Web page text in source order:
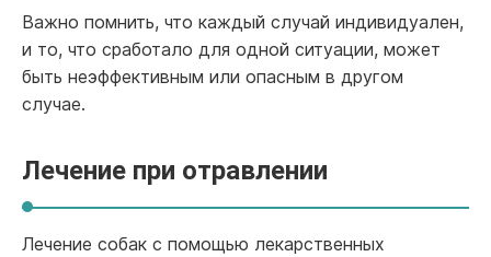
Важно помнить, что каждый случай индивидуален,
и то, что сработало для одной ситуации, может
быть неэффективным или опасным в другом
случае.
Лечение при отравлении
Лечение собак с помощью лекарственных